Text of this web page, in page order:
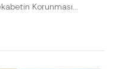
Korunması